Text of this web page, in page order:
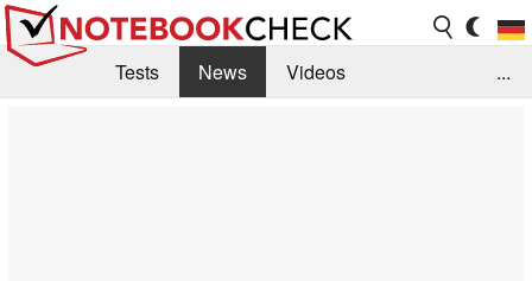
Tests News
Videos
...